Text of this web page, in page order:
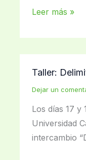
Encuentro
“La
Jornada”
Leer más »
Taller:
Dejar un
Los días 17 y
Universidad
intercambio